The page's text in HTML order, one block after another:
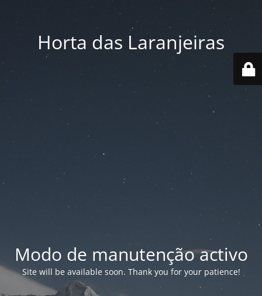
Horta das Laranjeiras
Modo de manutenção activo
Site will be available soon. Thank you for your patience!